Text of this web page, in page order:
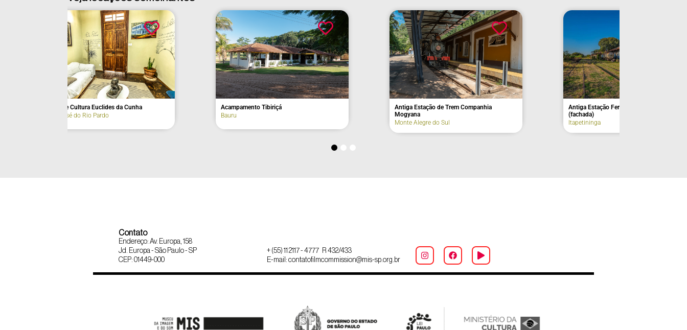
Sanitários
Supermercados (até 10 km)
Tomadas
Antiga Estação Ferroviária Sorocabana
Capela São Gonçalo
São Sebastião
Casa da Cultura
Casa da Cultura – Péricles Eugênio da Silva
Ramos no Solar Conde Moreira Lima
Contato
Endereço: Av. Europa, 158
Jd. Europa - São Paulo - SP
CEP: 01449-000
+ (55) 11 2117 - 4777 R 432/433
E-mail: contatofilmcommission@mis-sp.org.br